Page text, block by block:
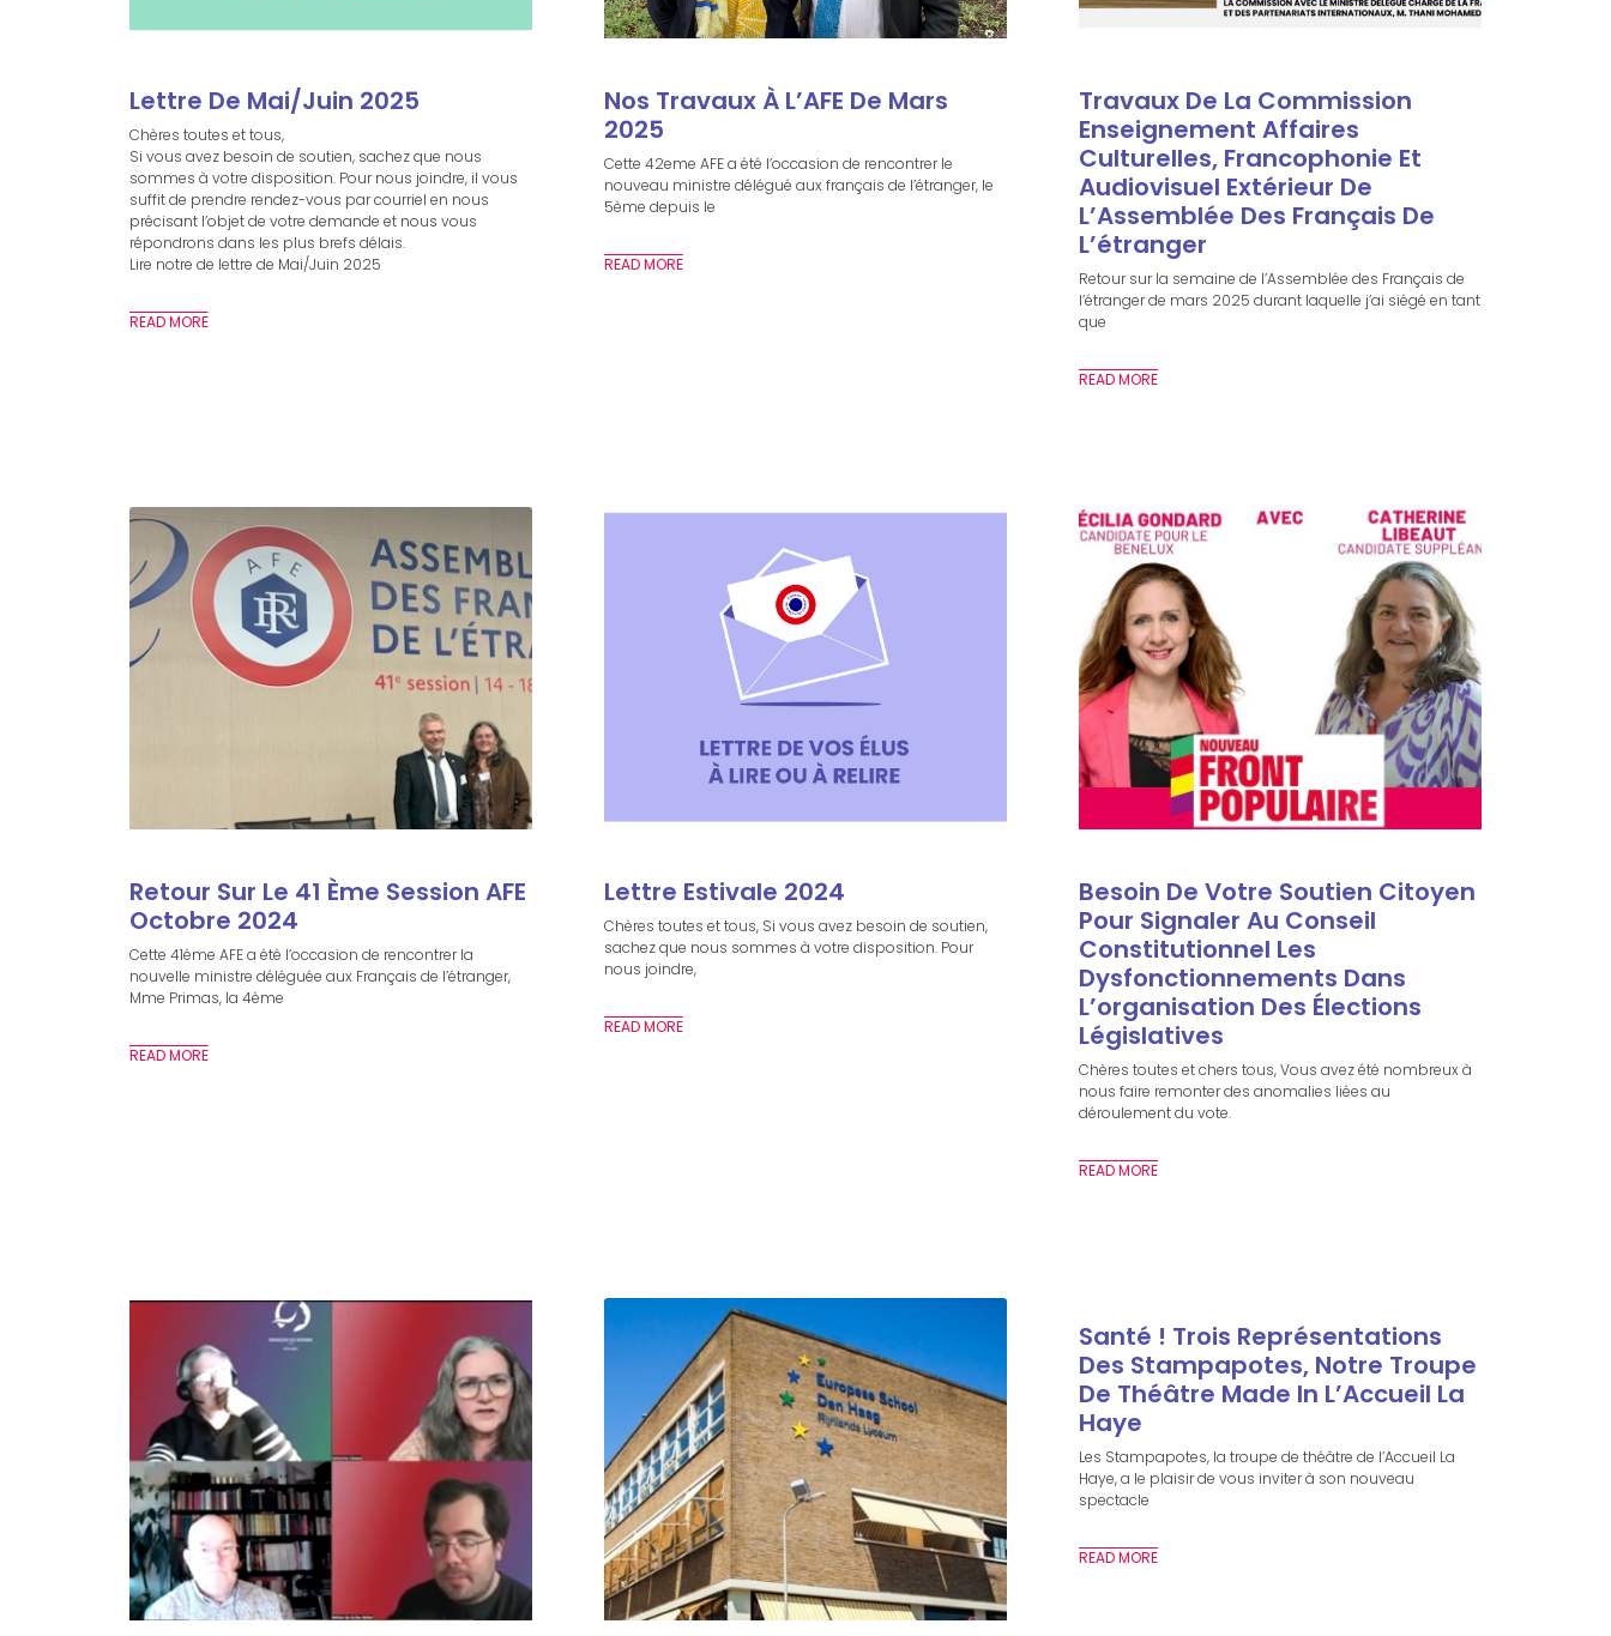
Lettre De Mai/Juin 2025
Chères toutes et tous,
Si vous avez besoin de soutien, sachez que nous
sommes à votre disposition. Pour nous joindre, il vous
suffit de prendre rendez-vous par courriel en nous
précisant l’objet de votre demande et nous vous
répondrons dans les plus brefs délais.
Lire notre de lettre de Mai/Juin 2025
READ MORE
Nos Travaux À L’AFE De Mars
2025
Cette 42eme AFE a été l’occasion de rencontrer le
nouveau ministre délégué aux français de l’étranger, le
5ème depuis le
READ MORE
Travaux De La Commission
Enseignement Affaires
Culturelles, Francophonie Et
Audiovisuel Extérieur De
L’Assemblée Des Français De
L’étranger
Retour sur la semaine de l’Assemblée des Français de
l’étranger de mars 2025 durant laquelle j’ai siégé en tant
que
READ MORE
Retour Sur Le 41 Ème Session AFE
Octobre 2024
Cette 41éme AFE a été l’occasion de rencontrer la
nouvelle ministre déléguée aux Français de l’étranger,
Mme Primas, la 4ème
READ MORE
Lettre Estivale 2024
Chères toutes et tous, Si vous avez besoin de soutien,
sachez que nous sommes à votre disposition. Pour
nous joindre,
READ MORE
Besoin De Votre Soutien Citoyen
Pour Signaler Au Conseil
Constitutionnel Les
Dysfonctionnements Dans
L’organisation Des Élections
Législatives
Chères toutes et chers tous, Vous avez été nombreux à
nous faire remonter des anomalies liées au
déroulement du vote.
READ MORE
Santé ! Trois Représentations
Des Stampapotes, Notre Troupe
De Théâtre Made In L’Accueil La
Haye
Les Stampapotes, la troupe de théâtre de l’Accueil La
Haye, a le plaisir de vous inviter à son nouveau
spectacle
READ MORE